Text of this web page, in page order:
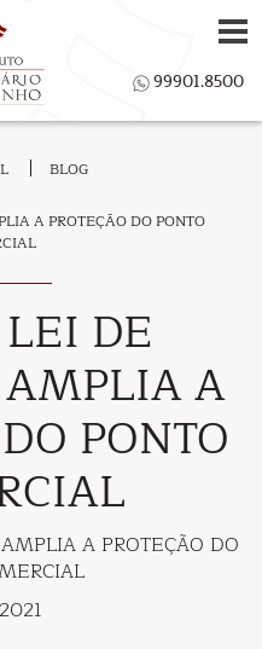
BLOG
A PROTEÇÃO DO PONTO
DE
A
PONTO
A PROTEÇÃO DO